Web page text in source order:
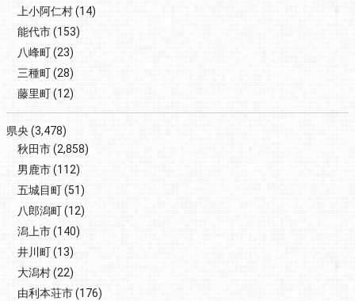
上小阿仁村(14)
能代市(153)
八峰町(23)
三種町(28)
藤里町(12)
県央(3,478)
秋田市(2,858)
男鹿市(112)
五城目町(51)
八郎潟町(12)
潟上市(140)
井川町(13)
大潟村(22)
由利本荘市(176)